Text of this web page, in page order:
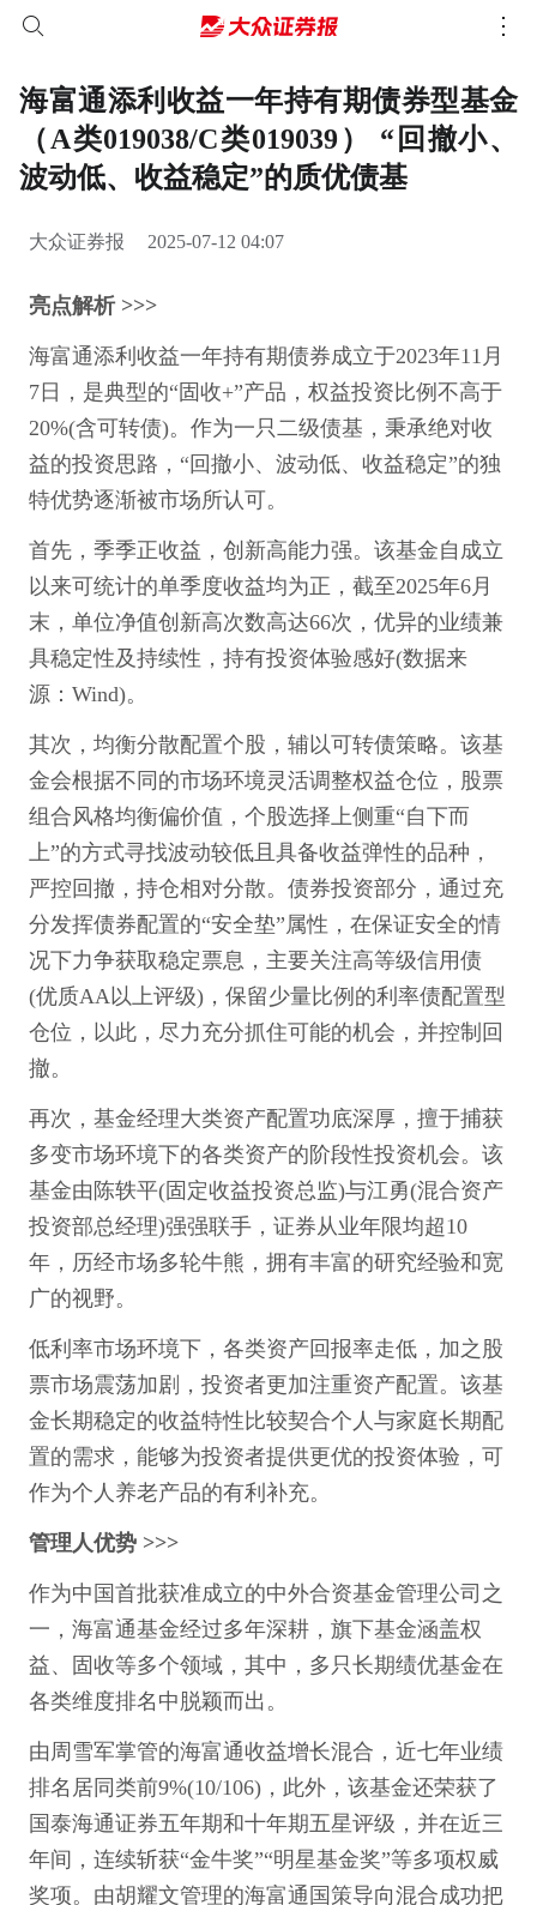
海富通添利收益一年持有期债券型基金
（A类019038/C类019039） “回撤小、
波动低、收益稳定”的质优债基
大众证券报 2025-07-12 04:07
亮点解析 >>>
海富通添利收益一年持有期债券成立于2023年11月
7日，是典型的“固收+”产品，权益投资比例不高于
20%(含可转债)。作为一只二级债基，秉承绝对收
益的投资思路，“回撤小、波动低、收益稳定”的独
特优势逐渐被市场所认可。
首先，季季正收益，创新高能力强。该基金自成立
以来可统计的单季度收益均为正，截至2025年6月
末，单位净值创新高次数高达66次，优异的业绩兼
具稳定性及持续性，持有投资体验感好(数据来
源：Wind)。
其次，均衡分散配置个股，辅以可转债策略。该基
金会根据不同的市场环境灵活调整权益仓位，股票
组合风格均衡偏价值，个股选择上侧重“自下而
上”的方式寻找波动较低且具备收益弹性的品种，
严控回撤，持仓相对分散。债券投资部分，通过充
分发挥债券配置的“安全垫”属性，在保证安全的情
况下力争获取稳定票息，主要关注高等级信用债
(优质AA以上评级)，保留少量比例的利率债配置型
仓位，以此，尽力充分抓住可能的机会，并控制回
撤。
再次，基金经理大类资产配置功底深厚，擅于捕获
多变市场环境下的各类资产的阶段性投资机会。该
基金由陈轶平(固定收益投资总监)与江勇(混合资产
投资部总经理)强强联手，证券从业年限均超10
年，历经市场多轮牛熊，拥有丰富的研究经验和宽
广的视野。
低利率市场环境下，各类资产回报率走低，加之股
票市场震荡加剧，投资者更加注重资产配置。该基
金长期稳定的收益特性比较契合个人与家庭长期配
置的需求，能够为投资者提供更优的投资体验，可
作为个人养老产品的有利补充。
管理人优势 >>>
作为中国首批获准成立的中外合资基金管理公司之
一，海富通基金经过多年深耕，旗下基金涵盖权
益、固收等多个领域，其中，多只长期绩优基金在
各类维度排名中脱颖而出。
由周雪军掌管的海富通收益增长混合，近七年业绩
排名居同类前9%(10/106)，此外，该基金还荣获了
国泰海通证券五年期和十年期五星评级，并在近三
年间，连续斩获“金牛奖”“明星基金奖”等多项权威
奖项。由胡耀文管理的海富通国策导向混合成功把